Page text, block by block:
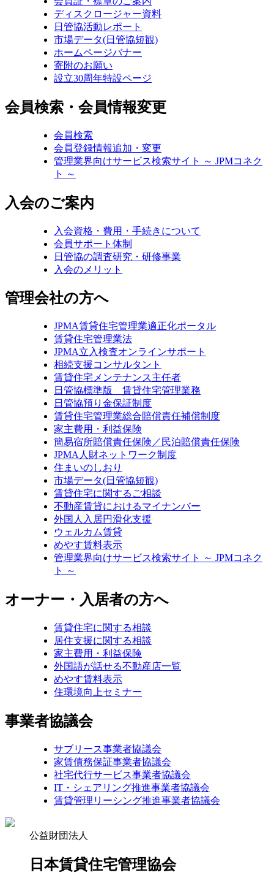
ディスクロージャー資料
日管協活動レポート
市場データ(日管協短観)
ホームページバナー
寄附のお願い
設立30周年特設ページ
会員検索・会員情報変更
会員検索
会員登録情報追加・変更
管理業界向けサービス検索サイト ～ JPMコネク
ト ～
入会のご案内
入会資格・費用・手続きについて
会員サポート体制
日管協の調査研究・研修事業
入会のメリット
管理会社の方へ
JPMA賃貸住宅管理業適正化ポータル
賃貸住宅管理業法
JPMA立入検査オンラインサポート
相続支援コンサルタント
賃貸住宅メンテナンス主任者
日管協標準版 賃貸住宅管理業務
日管協預り金保証制度
賃貸住宅管理業総合賠償責任補償制度
家主費用・利益保険
簡易宿所賠償責任保険／民泊賠償責任保険
JPMA人財ネットワーク制度
住まいのしおり
市場データ(日管協短観)
賃貸住宅に関するご相談
不動産賃貸におけるマイナンバー
外国人入居円滑化支援
ウェルカム賃貸
めやす賃料表示
管理業界向けサービス検索サイト ～ JPMコネク
ト ～
オーナー・入居者の方へ
賃貸住宅に関する相談
居住支援に関する相談
家主費用・利益保険
外国語が話せる不動産店一覧
めやす賃料表示
住環境向上セミナー
事業者協議会
サブリース事業者協議会
家賃債務保証事業者協議会
社宅代行サービス事業者協議会
IT・シェアリング推進事業者協議会
賃貸管理リーシング推進事業者協議会
公益財団法人
日本賃貸住宅管理協会